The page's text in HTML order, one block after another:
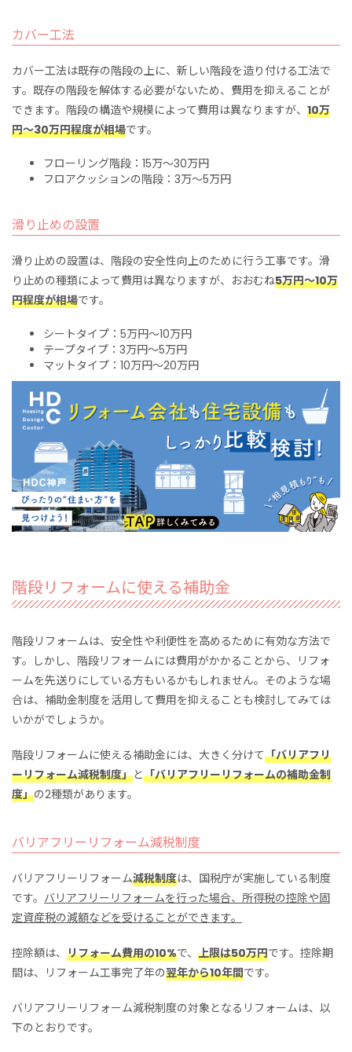
カバー工法
カバー工法は既存の階段の上に、新しい階段を造り付ける工法で
す。既存の階段を解体する必要がないため、費用を抑えることが
できます。階段の構造や規模によって費用は異なりますが、 10万
円～30万円程度が相場です。
フローリング階段：15万～30万円
フロアクッションの階段：3万～5万円
滑り止めの設置
滑り止めの設置は、階段の安全性向上のために行う工事です。滑
り止めの種類によって費用は異なりますが、おおむね5万円～10万
円程度が相場です。
シートタイプ：5万円～10万円
テープタイプ：3万円～5万円
マットタイプ：10万円～20万円
階段リフォームに使える補助金
階段リフォームは、安全性や利便性を高めるために有効な方法で
す。しかし、階段リフォームには費用がかかることから、 リフォ
ームを先送りにしている方もいるかもしれません。そのような場
合は、 補助金制度を活用して費用を抑えることも検討してみては
いかがでしょうか。
階段リフォームに使える補助金には、大きく分けて「バリアフリ
ーリフォーム減税制度」と「バリアフリーリフォームの補助金制
度」の2種類があります。
バリアフリーリフォーム減税制度
バリアフリーリフォーム減税制度は、国税庁が実施している制度
です。 バリアフリーリフォームを行った場合、所得税の控除や固
定資産税の減額などを受けることができます。
控除額は、 リフォーム費用の10%で、 上限は50万円です。控除期
間は、リフォーム工事完了年の翌年から10年間です。
バリアフリーリフォーム減税制度の対象となるリフォームは、以
下のとおりです。